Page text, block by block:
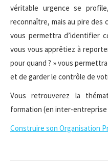
véritable urgence se
reconnaître, mais au pire des
vous permettra d’identifier
vous vous apprêtiez à
pour quand ? » vous
et de garder le contrôle de
Vous retrouverez la
formation (en inter-
Construire son Organisation